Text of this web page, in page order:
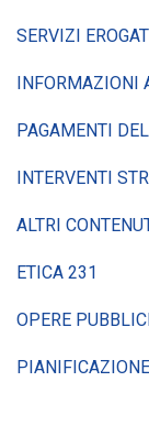
SERVIZI
INFORMAZIONI
PAGAMENTI
INTERVENTI
ALTRI
ETICA 231
OPERE